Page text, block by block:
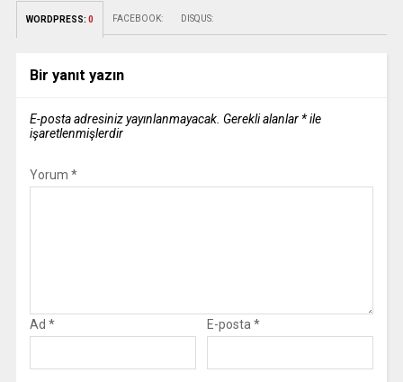
WORDPRESS: 0 FACEBOOK: DISQUS:
Bir yanıt yazın
E-posta adresiniz yayınlanmayacak. Gerekli alanlar *ile
işaretlenmişlerdir
Yorum *
Ad * E-posta *